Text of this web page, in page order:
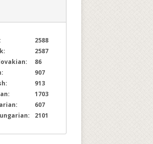
2588
2587
86
907
913
1703
607
2101